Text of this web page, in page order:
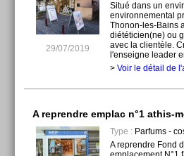
29/07/2019
Situé dans un
environnemental
Thonon-les-Bains
diététicien(ne) ou
avec la clientèle.
l'enseigne leader
> Voir le détail de
A reprendre emplac n°1 athis-
Type :Parfums -
A reprendre Fond